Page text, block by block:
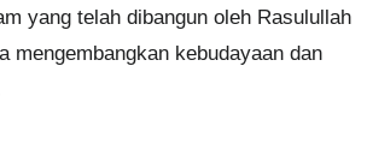
yang telah dibangun oleh Rasulullah
mengembangkan kebudayaan dan